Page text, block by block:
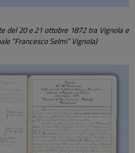
del 20 e 21 ottobre 1872 tra Vignola e
“Francesco Selmi” Vignola)